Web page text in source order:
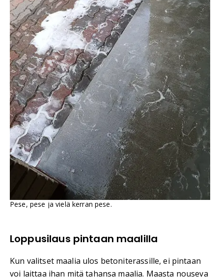
Pese, pese ja vielä kerran pese.
Loppusilaus pintaan maalilla
Kun valitset maalia ulos betoniterassille, ei pintaan
voi laittaa ihan mitä tahansa maalia. Maasta nouseva